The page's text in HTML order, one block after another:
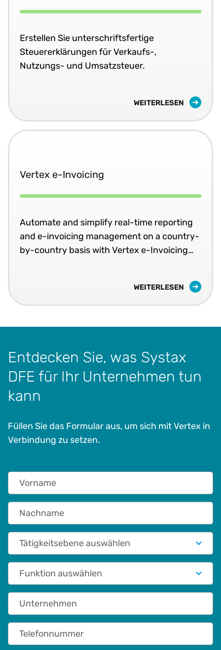
Erstellen Sie unterschriftsfertige
Steuererklärungen für Verkaufs-,
Nutzungs- und Umsatzsteuer.
WEITERLESEN
Vertex e-Invoicing
Automate and simplify real-time reporting
and e-invoicing management on a country-
by-country basis with Vertex e-Invoicing
WEITERLESEN
Entdecken Sie, was Systax
DFE für Ihr Unternehmen tun
kann
Füllen Sie das Formular aus, um sich mit Vertex in
Verbindung zu setzen.
Vorname
Nachname
Tätigkeitsebene auswählen
Funktionale Rolle
Unternehmen
Telefonnummer